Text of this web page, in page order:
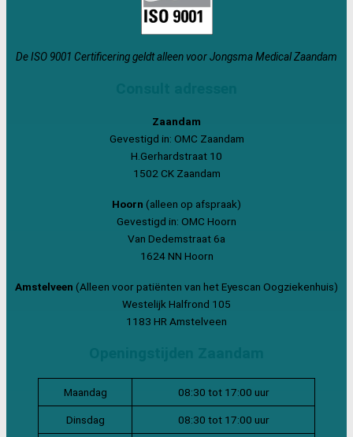
De ISO 9001 Certificering geldt alleen voor Jongsma Medical Zaandam
Zaandam
Gevestigd in: OMC Zaandam
H.Gerhardstraat 10
1502 CK Zaandam
Hoorn (alleen op afspraak)
Gevestigd in: OMC Hoorn
Van Dedemstraat 6a
1624 NN Hoorn
Amstelveen (Alleen voor patiënten van het Eyescan Oogziekenhuis)
Westelijk Halfrond 105
1183 HR Amstelveen
Maandag 08:30 tot 17:00 uur
Dinsdag 08:30 tot 17:00 uur